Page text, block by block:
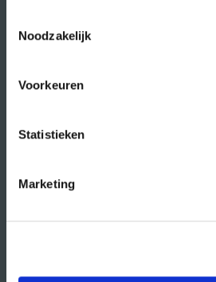
Noodzakelijk
Voorkeuren
Statistieken
Marketing
studio- en zaalhuur
CREA fonds
wat doet CREA?
vacatures